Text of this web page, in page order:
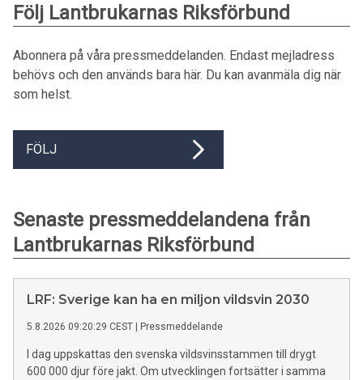
Följ Lantbrukarnas Riksförbund
Abonnera på våra pressmeddelanden. Endast mejladress
behövs och den används bara här. Du kan avanmäla dig när
som helst.
FÖLJ
Senaste pressmeddelandena från
Lantbrukarnas Riksförbund
LRF: Sverige kan ha en miljon vildsvin 2030
5.8.2026 09:20:29 CEST Pressmeddelande
I dag uppskattas den svenska vildsvinsstammen till drygt
600 000 djur före jakt. Om utvecklingen fortsätter i samma